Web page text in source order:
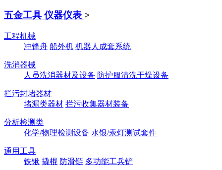
五金工具 仪器仪表 >
工程机械
冲锋舟 船外机 机器人成套系统
洗消器械
人员洗消器材及设备 防护服清洗干燥设备
拦污封堵器材
堵漏类器材 拦污收集器材装备
分析检测类
化学/物理检测设备 水银/汞灯测试套件
通用工具
铁锹 撬棍 防滑链 多功能工兵铲